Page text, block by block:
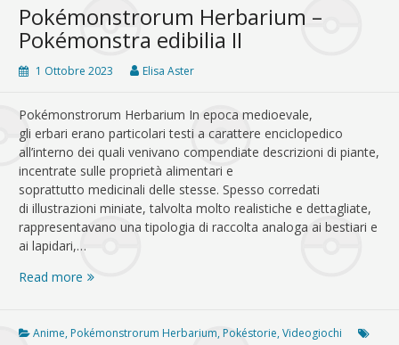
Pokémonstrorum Herbarium –
Pokémonstra edibilia II
1 Ottobre 2023 Elisa Aster
Pokémonstrorum Herbarium In epoca medioevale,
gli erbari erano particolari testi a carattere enciclopedico
all’interno dei quali venivano compendiate descrizioni di piante,
incentrate sulle proprietà alimentari e
soprattutto medicinali delle stesse. Spesso corredati
di illustrazioni miniate, talvolta molto realistiche e dettagliate,
rappresentavano una tipologia di raccolta analoga ai bestiari e
ai lapidari,…
Read more Pokémonstrorum
Pokémonstra
Anime, Pokémonstrorum Herbarium, Pokéstorie,Videogiochi